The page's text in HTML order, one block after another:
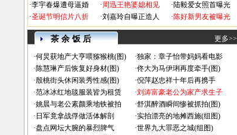
·李宇春爆遭母逼婚
·圣诞节明信片八折
·周迅王艳婆媳相见
·刘嘉玲自曝正造人
·陆毅爱女照首曝光
·陈好新男友被曝光
茶 余 饭 后 更多>>
·何炅获地产大亨喂猕猴桃(图) ·独家：章子怡带妈妈看电影
·陈慧琳产后恢复好身材(图) ·佟大为马伊琍再度牵手(图)
·殷桃街头休闲装秀性感(图) ·倪萍赵忠祥十年后再携手
·范冰冰红地毯服装皆为租赁 ·刘涛富豪老公为家产求生子
·姚晨与老公素颜乘地铁被拍 ·舒淇醉酒瞬间惨被抓拍(图)
· 日军竟拿战俘做活体解剖 ·实拍漂亮的地摊西施(组图)
·盘点网坛大腕的暴烈脾气 ·世界九大罪恶之城(组图)